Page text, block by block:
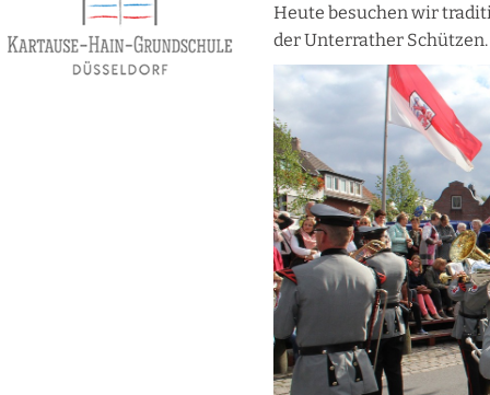
Heute besuchen wir
der Unterrather Schützen.